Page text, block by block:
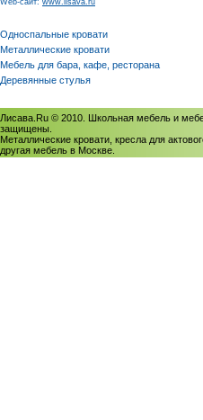
Web-сайт: www.lisava.ru
Односпальные кровати
Металлические кровати
Мебель для бара, кафе, ресторана
Деревянные стулья
Лисава.Ru © 2010. Школьная мебель и
защищены.
Металлические кровати, кресла для
другая мебель в Москве.
Политика использования cookies/